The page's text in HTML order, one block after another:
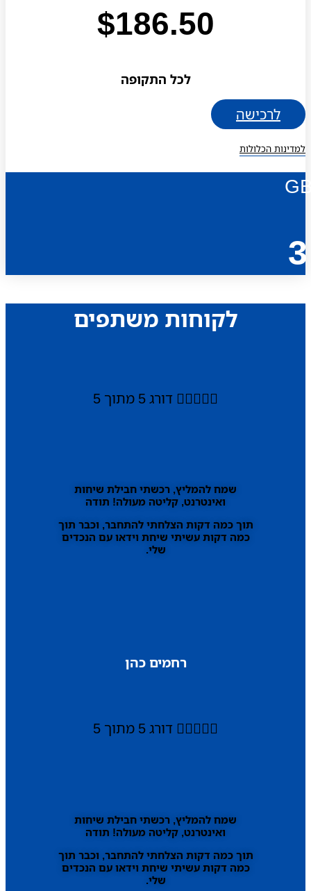
$186.50
לכל התקופה
לרכישה
למדינות הכלולות
3
לקוחות משתפים
 דורג 5 מתוך 5
שמח להמליץ, רכשתי חבילת שיחות
ואינטרנט, קליטה מעולה! תודה
תוך כמה דקות הצלחתי להתחבר, וכבר תוך
כמה דקות עשיתי שיחת וידאו עם הנכדים
שלי.
רחמים כהן
 דורג 5 מתוך 5
שמח להמליץ, רכשתי חבילת שיחות
ואינטרנט, קליטה מעולה! תודה
תוך כמה דקות הצלחתי להתחבר, וכבר תוך
כמה דקות עשיתי שיחת וידאו עם הנכדים
שלי.